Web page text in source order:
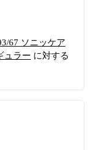
67 ソニッケア
ュラー に対する